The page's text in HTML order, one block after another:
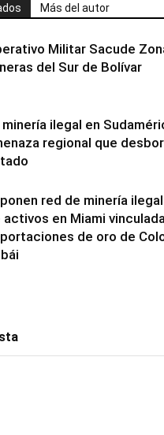
Más del autor
Militar Sacude
del Sur de Bolívar
minería ilegal en
regional que
red de minería
activos en Miami
de oro de